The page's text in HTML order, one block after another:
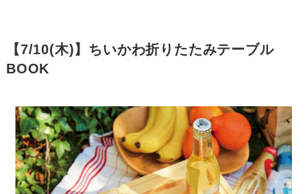
【7/10(木)】ちいかわ折りたたみテーブル
BOOK